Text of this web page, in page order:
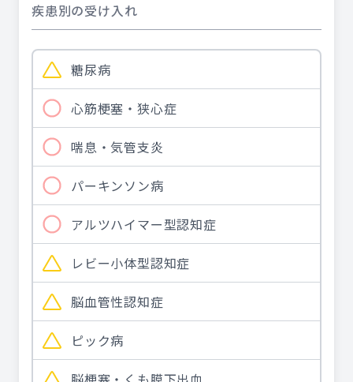
疾患別の受け入れ
糖尿病
心筋梗塞・狭心症
喘息・気管支炎
パーキンソン病
アルツハイマー型認知症
レビー小体型認知症
脳血管性認知症
ピック病